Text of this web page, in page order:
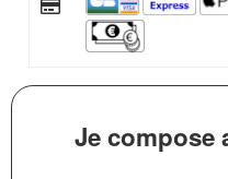
Je compose